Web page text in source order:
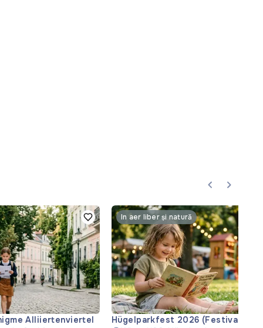
Alliiertenviertel
În aer liber și natură
Hügelparkfest 2026 (Festivalul